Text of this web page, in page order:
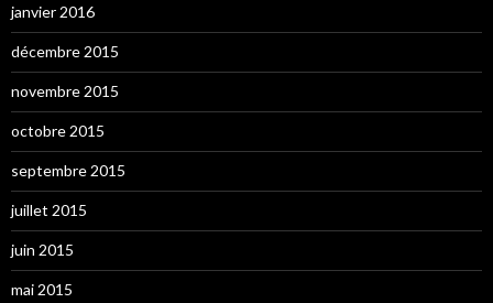
janvier 2016
décembre 2015
novembre 2015
octobre 2015
septembre 2015
juillet 2015
juin 2015
mai 2015